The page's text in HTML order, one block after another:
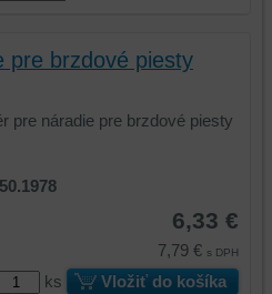
pre brzdové piesty
pre náradie pre brzdové piesty
6,33 €
7,79 € s DPH
ks Vložiť do košíka